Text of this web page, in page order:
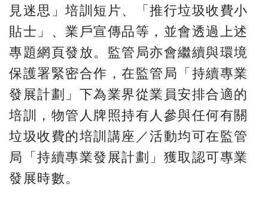
見迷思」培訓短片、「推行垃圾收費小
貼士」、業戶宣傳品等，並會透過上述
專題網頁發放。監管局亦會繼續與環境
保護署緊密合作，在監管局「持續專業
發展計劃」下為業界從業員安排合適的
培訓，物管人牌照持有人參與任何有關
垃圾收費的培訓講座／活動均可在監管
局「持續專業發展計劃」獲取認可專業
發展時數。